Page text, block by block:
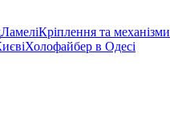
ЛамеліКріплення та механізми
Холофайбер в Одесі